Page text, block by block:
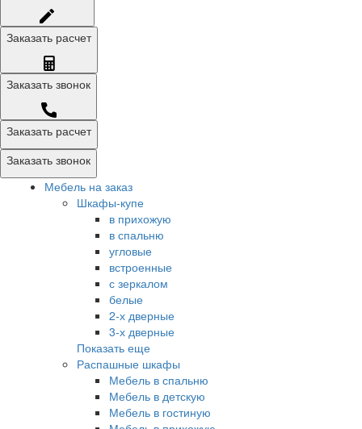
Заказать расчет
Заказать звонок
Заказать расчет
Заказать звонок
Мебель на заказ
Шкафы-купе
в прихожую
в спальню
угловые
встроенные
с зеркалом
белые
2-х дверные
3-х дверные
Показать еще
Распашные шкафы
Мебель в спальню
Мебель в детскую
Мебель в гостиную